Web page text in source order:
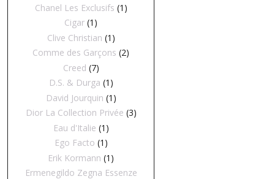
Chanel Les Exclusifs (1)
Cigar (1)
Clive Christian (1)
Comme des Garçons (2)
Creed (7)
D.S. & Durga (1)
David Jourquin (1)
Dior La Collection Privée (3)
Eau d'Italie (1)
Ego Facto (1)
Erik Kormann (1)
Ermenegildo Zegna Essenze